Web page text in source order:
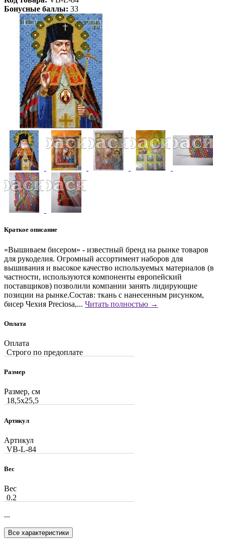
Бонусные баллы: 33
Краткое описание
«Вышиваем бисером» - известный бренд на рынке товаров
для рукоделия. Огромный ассортимент наборов для
вышивания и высокое качество используемых материалов (в
частности, используются компоненты европейский
поставщиков) позволили компании занять лидирующие
позиции на рынке.Состав: ткань с нанесенным рисунком,
бисер Чехия Preciosa,... Читать полностью →
Оплата
Оплата
Строго по предоплате
Размер
Размер, см
18,5x25,5
Артикул
Артикул
VB-L-84
Вес
Вес
0.2
...
Все характеристики